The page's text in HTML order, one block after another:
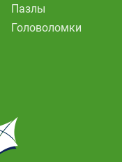
Пазлы
Головоломки